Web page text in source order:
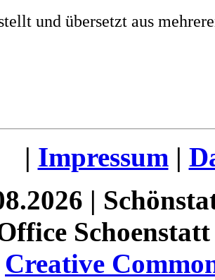
und übersetzt aus
| Impressum|
|
Creative